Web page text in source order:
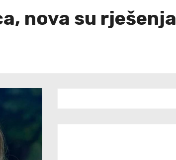
nova su rješenja